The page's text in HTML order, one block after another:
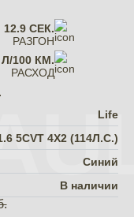
Life
5CVT 4X2 (114Л.С.)
Синий
В наличии
12.9 СЕК.
РАЗГОН
Л/100 КМ.
РАСХОД